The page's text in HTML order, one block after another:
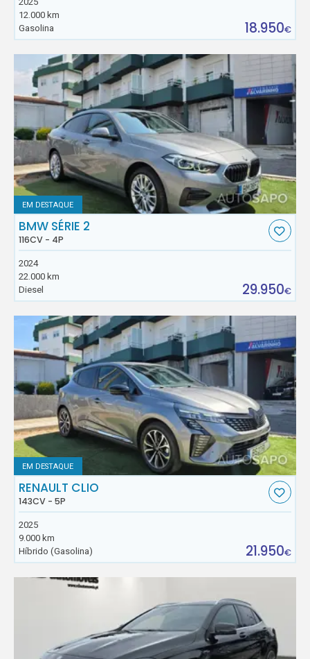
12.000 km
Gasolina
18.950€
EM DESTAQUE
BMW SÉRIE 2
116CV - 4P
2024
22.000 km
Diesel
29.950€
EM DESTAQUE
RENAULT CLIO
143CV - 5P
2025
9.000 km
Híbrido (Gasolina)
21.950€